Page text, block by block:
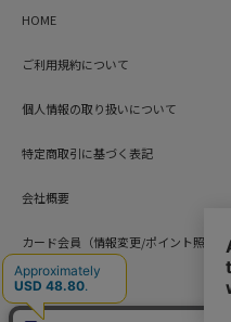
HOME
ご利用規約について
個人情報の取り扱いについて
特定商取引に基づく表記
会社概要
カード会員（情報変更/ポイント照会）
お問い合わせ